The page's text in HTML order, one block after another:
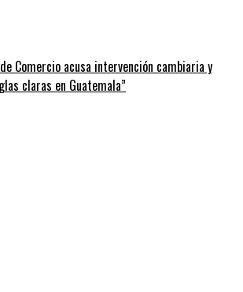
Comercio acusa intervención cambiaria y
claras en Guatemala”